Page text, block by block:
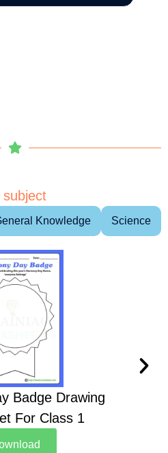
subject
Knowledge Science
Badge Drawing
For Class 1